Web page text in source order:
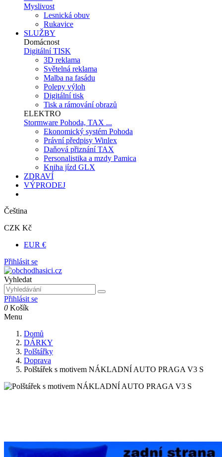
Myslivost
Lesnická obuv
Rukavice
SLUŽBY
Domácnost
Digitální TISK
3D reklama
Světelná reklama
Malba na fasádu
Polepy výloh
Digitální tisk
Tisk a rámování obrazů
ELEKTRO
Stormware Pohoda, TAX ...
Ekonomický systém Pohoda
Právní předpisy Winlex
Daňová přiznání TAX
Personalistika a mzdy Pamica
Kniha jízd GLX
ZDRAVÍ
VÝPRODEJ
Čeština
CZK Kč
EUR €
Přihlásit se
Vyhledat
Přihlásit se
0 Košík
Menu
Domů
DÁRKY
Polštářky
Doprava
Polštářek s motivem NÁKLADNÍ AUTO PRAGA V3 S